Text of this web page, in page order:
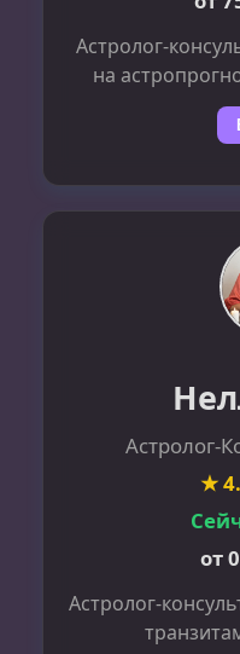
Астролог-
на
Астролог-
★
от
Астролог-